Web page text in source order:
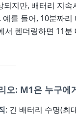
되지만, 배터리 지속
예를 들어, 10분짜리
서 렌더링하면 11분
오: M1은 누구에
: 긴 배터리 수명(최